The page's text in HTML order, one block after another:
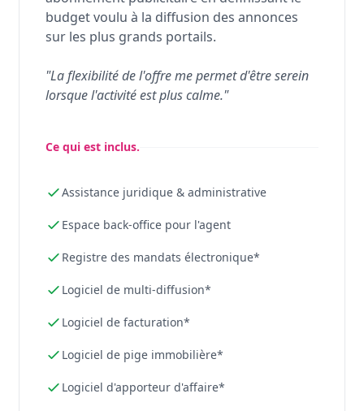
budget voulu à la diffusion des annonces
sur les plus grands portails.
"La flexibilité de l'offre me permet d'être serein
lorsque l'activité est plus calme."
Ce qui est inclus.
Assistance juridique & administrative
Espace back-office pour l'agent
Registre des mandats électronique*
Logiciel de multi-diffusion*
Logiciel de facturation*
Logiciel de pige immobilière*
Logiciel d'apporteur d'affaire*